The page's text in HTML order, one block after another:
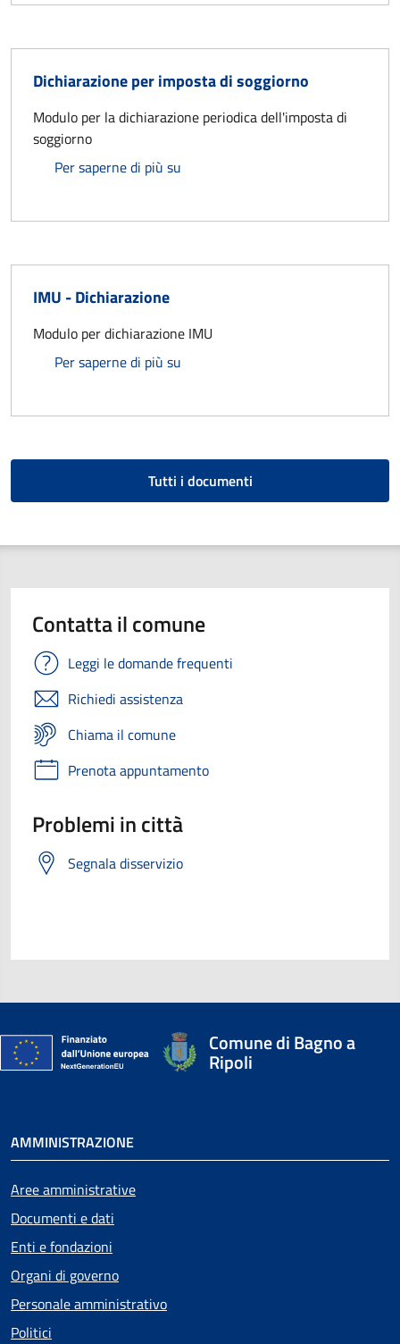
Dichiarazione per imposta di soggiorno
Modulo per la dichiarazione periodica dell'imposta di
soggiorno
Per saperne di più su
IMU - Dichiarazione
Modulo per dichiarazione IMU
Per saperne di più su
Tutti i documenti
Contatta il comune
Leggi le domande frequenti
Richiedi assistenza
Chiama il comune
Prenota appuntamento
Problemi in città
Segnala disservizio
Comune di Bagno a
Ripoli
AMMINISTRAZIONE
Aree amministrative
Documenti e dati
Enti e fondazioni
Organi di governo
Personale amministrativo
Politici